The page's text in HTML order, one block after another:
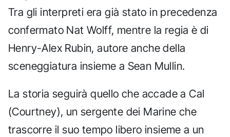
Tra gli interpreti era già stato in precedenza
confermato Nat Wolff, mentre la regia è di
Henry-Alex Rubin, autore anche della
sceneggiatura insieme a Sean Mullin.
La storia seguirà quello che accade a Cal
(Courtney), un sergente dei Marine che
trascorre il suo tempo libero insieme a un